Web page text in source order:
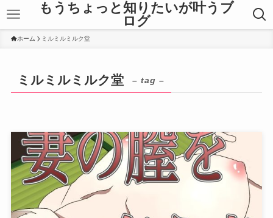
もうちょっと知りたいが叶うブ
ログ
ホーム ミルミルミルク堂
ミルミルミルク堂 – tag –